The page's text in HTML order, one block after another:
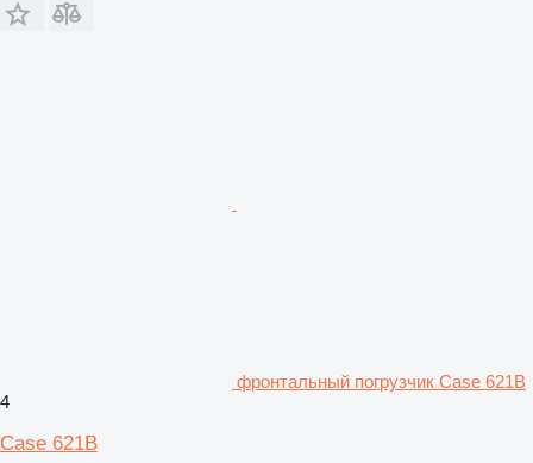
фронтальный погрузчик Case 621B
4
Case 621B